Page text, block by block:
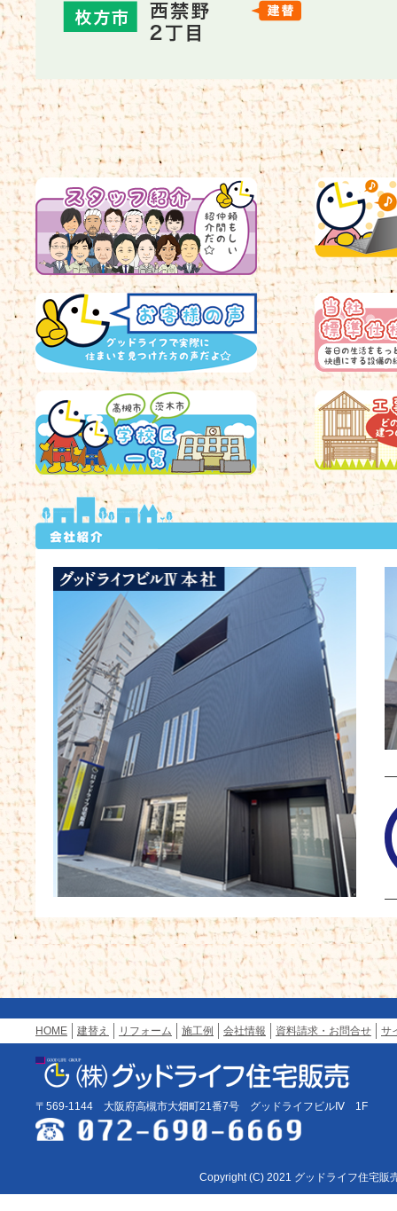
HOME 建替え リフォーム 施工例 会社情報 資料請求・お問合せ サ
〒569-1144 大阪府高槻市大畑町21番7号 グッドライフビルⅣ 1F
Copyright (C) 2021 グッドライフ住宅販